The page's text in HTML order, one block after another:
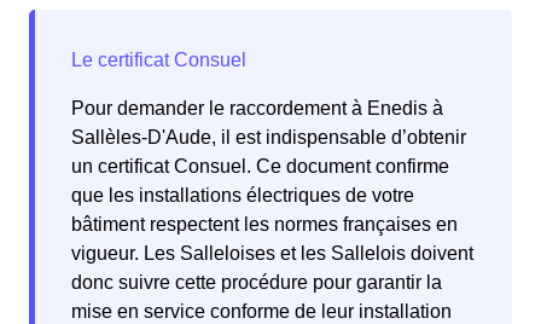
Pour demander le raccordement à Enedis à
Sallèles-D'Aude, il est indispensable d’obtenir
un certificat Consuel. Ce document confirme
que les installations électriques de votre
bâtiment respectent les normes françaises en
vigueur. Les Salleloises et les Sallelois doivent
donc suivre cette procédure pour garantir la
mise en service conforme de leur installation